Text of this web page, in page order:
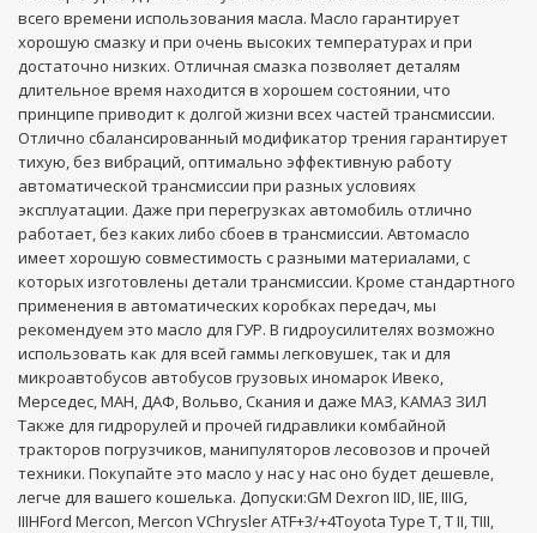
всего времени использования масла. Масло гарантирует
хорошую смазку и при очень высоких температурах и при
достаточно низких. Отличная смазка позволяет деталям
длительное время находится в хорошем состоянии, что
принципе приводит к долгой жизни всех частей трансмиссии.
Отлично сбалансированный модификатор трения гарантирует
тихую, без вибраций, оптимально эффективную работу
автоматической трансмиссии при разных условиях
эксплуатации. Даже при перегрузках автомобиль отлично
работает, без каких либо сбоев в трансмиссии. Автомасло
имеет хорошую совместимость с разными материалами, с
которых изготовлены детали трансмиссии. Кроме стандартного
применения в автоматических коробках передач, мы
рекомендуем это масло для ГУР. В гидроусилителях возможно
использовать как для всей гаммы легковушек, так и для
микроавтобусов автобусов грузовых иномарок Ивеко,
Мерседес, МАН, ДАФ, Вольво, Скания и даже МАЗ, КАМАЗ ЗИЛ
Также для гидрорулей и прочей гидравлики комбайной
тракторов погрузчиков, манипуляторов лесовозов и прочей
техники. Покупайте это масло у нас у нас оно будет дешевле,
легче для вашего кошелька. Допуски:GM Dexron IID, IIЕ, IIIG,
IIIHFord Mercon, Mercon VChrysler ATF+3/+4Toyota Type Т, Т ІІ, TIII,